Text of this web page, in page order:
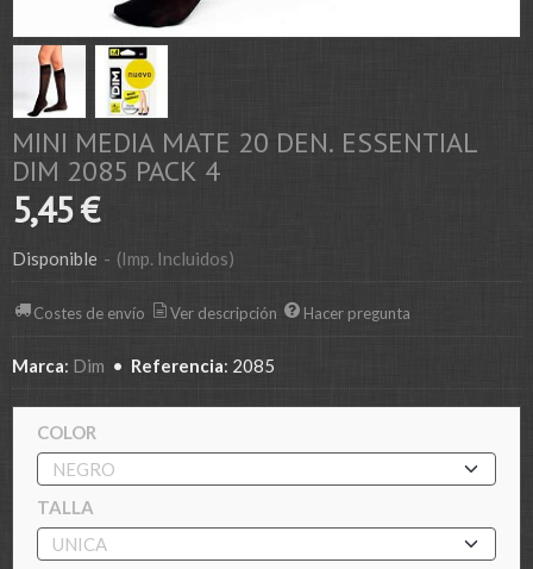
MINI MEDIA MATE 20 DEN. ESSENTIAL
DIM 2085 PACK 4
5,45 €
Disponible - (Imp. Incluidos)
Costes de envío Ver descripción Hacer pregunta
Marca: Dim • Referencia: 2085
COLOR
TALLA